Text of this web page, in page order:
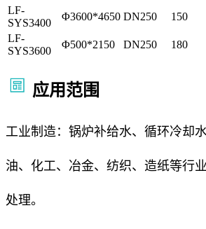
LF-
SYS3400
Φ3600*4650 DN250 150
LF-
SYS3600
Φ500*2150 DN250 180
应用范围
工业制造：锅炉补给水、循环冷却
油、化工、冶金、纺织、造纸等行
处理。